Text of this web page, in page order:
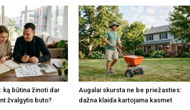
ką būtina žinoti dar
žvalgytis buto?
Augalai skursta ne be priežasties:
dažna klaida kartojama kasmet